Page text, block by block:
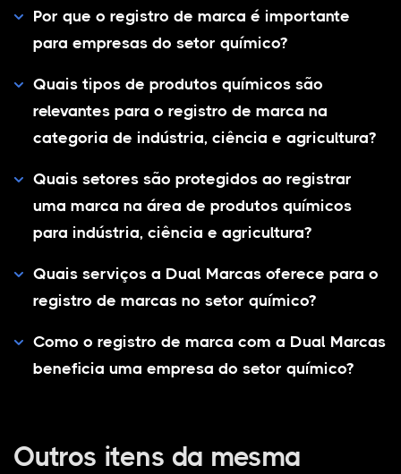
Por que o registro de marca é importante
para empresas do setor químico?
Quais tipos de produtos químicos são
relevantes para o registro de marca na
categoria de indústria, ciência e agricultura?
Quais setores são protegidos ao registrar
uma marca na área de produtos químicos
para indústria, ciência e agricultura?
Quais serviços a Dual Marcas oferece para o
registro de marcas no setor químico?
Como o registro de marca com a Dual Marcas
beneficia uma empresa do setor químico?
Outros itens da mesma